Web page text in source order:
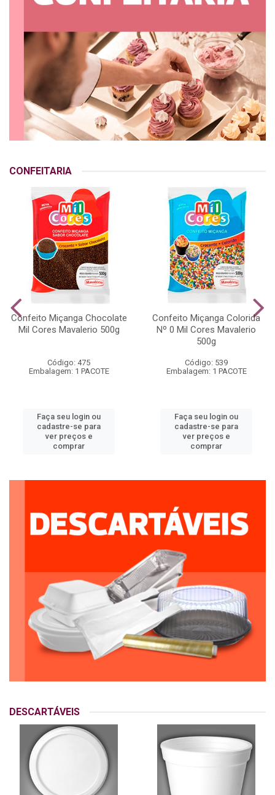
CONFEITARIA
Confeito Miçanga Chocolate
Mil Cores Mavalerio 500g
Código: 475
Embalagem: 1 PACOTE
Faça seu login ou
cadastre-se para
ver preços e
comprar
Confeito Miçanga Colorida
Nº 0 Mil Cores Mavalerio
500g
Código: 539
Embalagem: 1 PACOTE
Faça seu login ou
cadastre-se para
ver preços e
comprar
DESCARTÁVEIS